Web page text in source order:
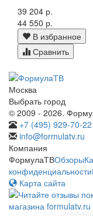
39 204 р.
44 550 р.
В избранное
Сравнить
Москва
Выбрать город
© 2009 - 2026.
+7 (495) 929-70-22
info@formulatv.ru
Компания
ФормулаТВОбзоры
конфиденциальности
Карта сайта